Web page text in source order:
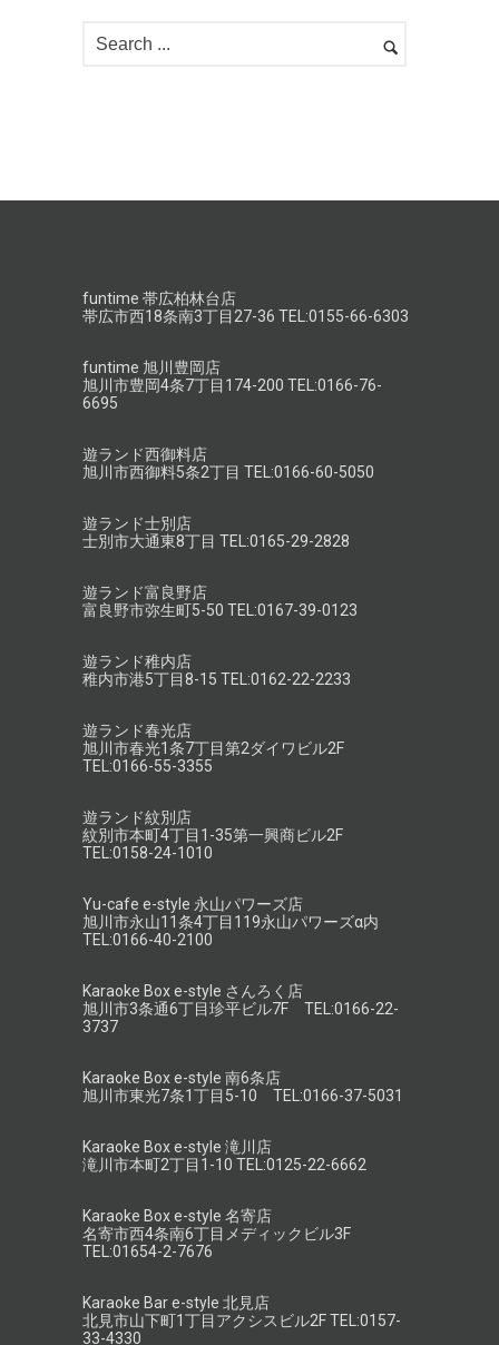
funtime 帯広柏林台店
帯広市西18条南3丁目27-36 TEL:0155-66-6303
funtime 旭川豊岡店
旭川市豊岡4条7丁目174-200 TEL:0166-76-
6695
遊ランド西御料店
旭川市西御料5条2丁目 TEL:0166-60-5050
遊ランド士別店
士別市大通東8丁目 TEL:0165-29-2828
遊ランド富良野店
富良野市弥生町5-50 TEL:0167-39-0123
遊ランド稚内店
稚内市港5丁目8-15 TEL:0162-22-2233
遊ランド春光店
旭川市春光1条7丁目第2ダイワビル2F
TEL:0166-55-3355
遊ランド紋別店
紋別市本町4丁目1-35第一興商ビル2F
TEL:0158-24-1010
Yu-cafe e-style 永山パワーズ店
旭川市永山11条4丁目119永山パワーズα内
TEL:0166-40-2100
Karaoke Box e-style さんろく店
旭川市3条通6丁目珍平ビル7F TEL:0166-22-
3737
Karaoke Box e-style 南6条店
旭川市東光7条1丁目5-10 TEL:0166-37-5031
Karaoke Box e-style 滝川店
滝川市本町2丁目1-10 TEL:0125-22-6662
Karaoke Box e-style 名寄店
名寄市西4条南6丁目メディックビル3F
TEL:01654-2-7676
Karaoke Bar e-style 北見店
北見市山下町1丁目アクシスビル2F TEL:0157-
33-4330